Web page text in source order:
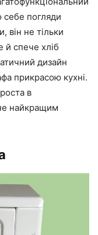
себе погляди
він не тільки
й спече хліб
дизайн
прикрасою кухні.
в
найкращим